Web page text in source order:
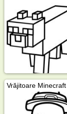
Vrăjitoare Minecraft